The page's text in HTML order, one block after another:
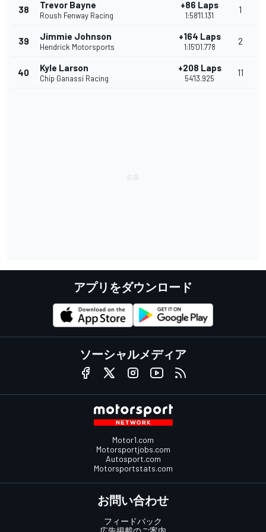
38 Trevor Bayne
Roush Fenway Racing
+86 Laps
1:58'11.131
1
39 Jimmie Johnson
Hendrick Motorsports
+164 Laps
1:15'01.778
2
40 Kyle Larson
Chip Ganassi Racing
+208 Laps
54'13.925
11
アプリをダウンロード
ソーシャルメディア
Motor1.com
Motorsportjobs.com
Autosport.com
Motorsportstats.com
お問い合わせ
フィードバック